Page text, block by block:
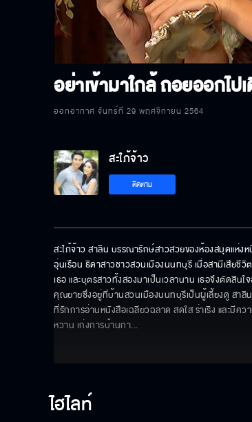
อย่าเข้ามาใกล้ ถอยออกไป
ออกอากาศ จันทร์ที่ 29 พฤศจิกายน 2564
สะใภ้จ้าว
ติดตาม
สะใภ้จ้าว สาลิน บรรณารักษ์สาวสวยของห้องสมุดแห่ง
อุ่นเรือน ธิดาสาวชาวสวนเมืองนนทบุรี เมื่อสามีเสีย
เธอ และบุตรสาวทั้งสองมาเป็นเวลานาน เธอจึงตัดสิ
คุณยายซึ่งอยู่ที่บ้านสวนเมืองนนทบุรีเป็นผู้เลี้ยงดู สา
ที่รักการอ่านหนังสือเฉลียวฉลาด สดใส ร่าเริง และมีค
หวาน เก่งการบ้านกา...
ไฮไลท์